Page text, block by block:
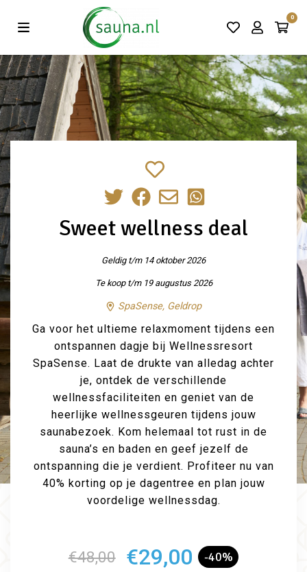
0
Vind de beste acties in één klik!
Sweet wellness deal
Geldig t/m 14 oktober 2026
Te koop t/m 19 augustus 2026
SpaSense, Geldrop
Ga voor het ultieme relaxmoment tijdens een
ontspannen dagje bij Wellnessresort
SpaSense. Laat de drukte van alledag achter
je, ontdek de verschillende
wellnessfaciliteiten en geniet van de
heerlijke wellnessgeuren tijdens jouw
saunabezoek. Kom helemaal tot rust in de
sauna’s en baden en geef jezelf de
ontspanning die je verdient. Profiteer nu van
40% korting op je dagentree en plan jouw
voordelige wellnessdag.
€48,00 €29,00 -40%